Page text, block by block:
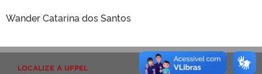
Wander Catarina dos Santos
LOCALIZE A UFPEL